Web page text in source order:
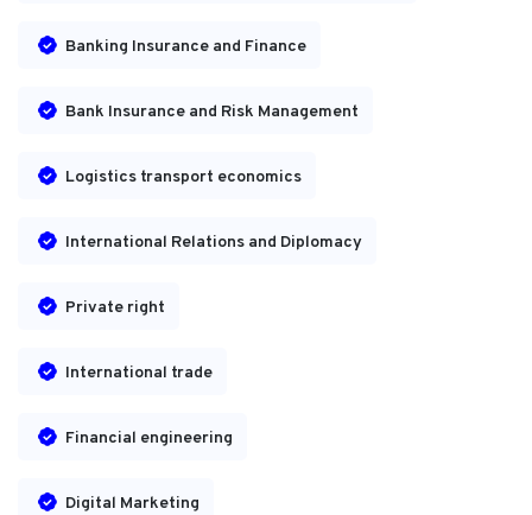
Banking Insurance and Finance
Bank Insurance and Risk Management
Logistics transport economics
International Relations and Diplomacy
Private right
International trade
Financial engineering
Digital Marketing